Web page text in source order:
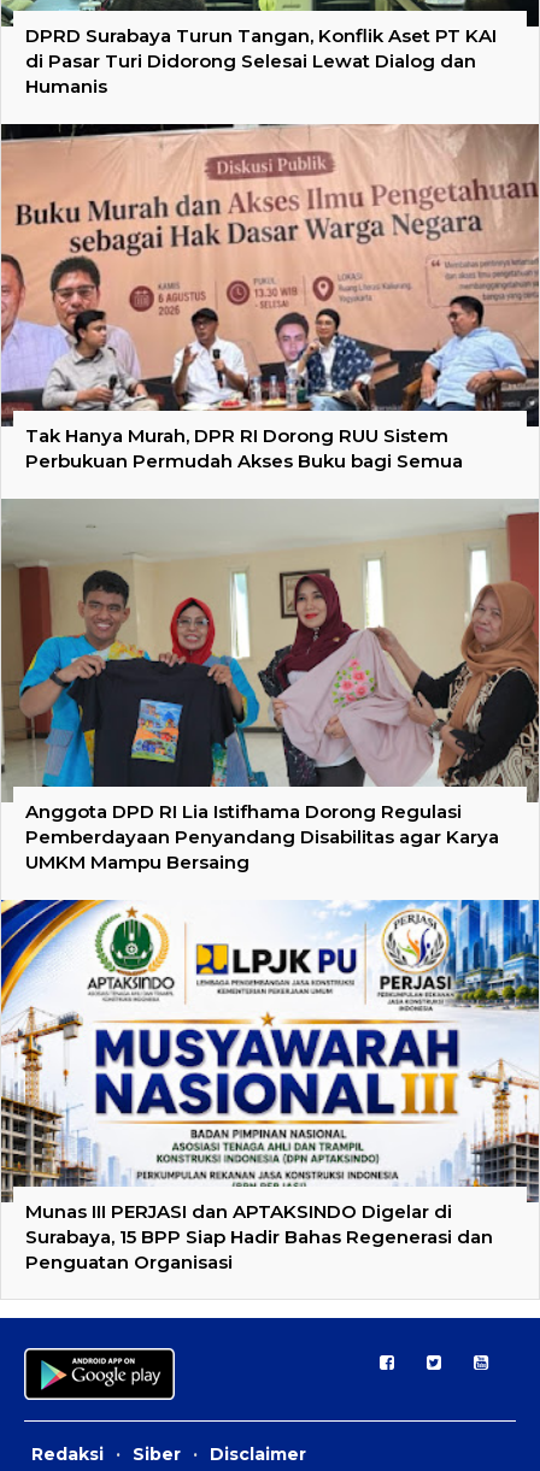
DPRD Surabaya Turun Tangan, Konflik Aset PT KAI
di Pasar Turi Didorong Selesai Lewat Dialog dan
Humanis
Tak Hanya Murah, DPR RI Dorong RUU Sistem
Perbukuan Permudah Akses Buku bagi Semua
Anggota DPD RI Lia Istifhama Dorong Regulasi
Pemberdayaan Penyandang Disabilitas agar Karya
UMKM Mampu Bersaing
Munas III PERJASI dan APTAKSINDO Digelar di
Surabaya, 15 BPP Siap Hadir Bahas Regenerasi dan
Penguatan Organisasi
Redaksi · Siber · Disclaimer